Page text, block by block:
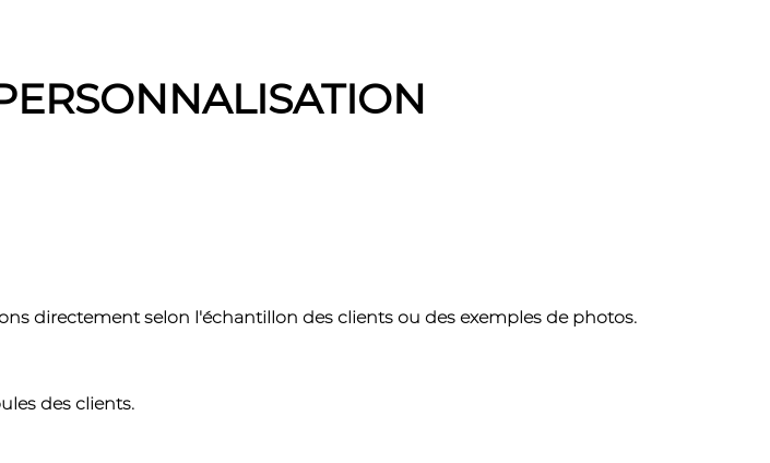
directement selon l'échantillon des clients ou des exemples de photos.
des clients.